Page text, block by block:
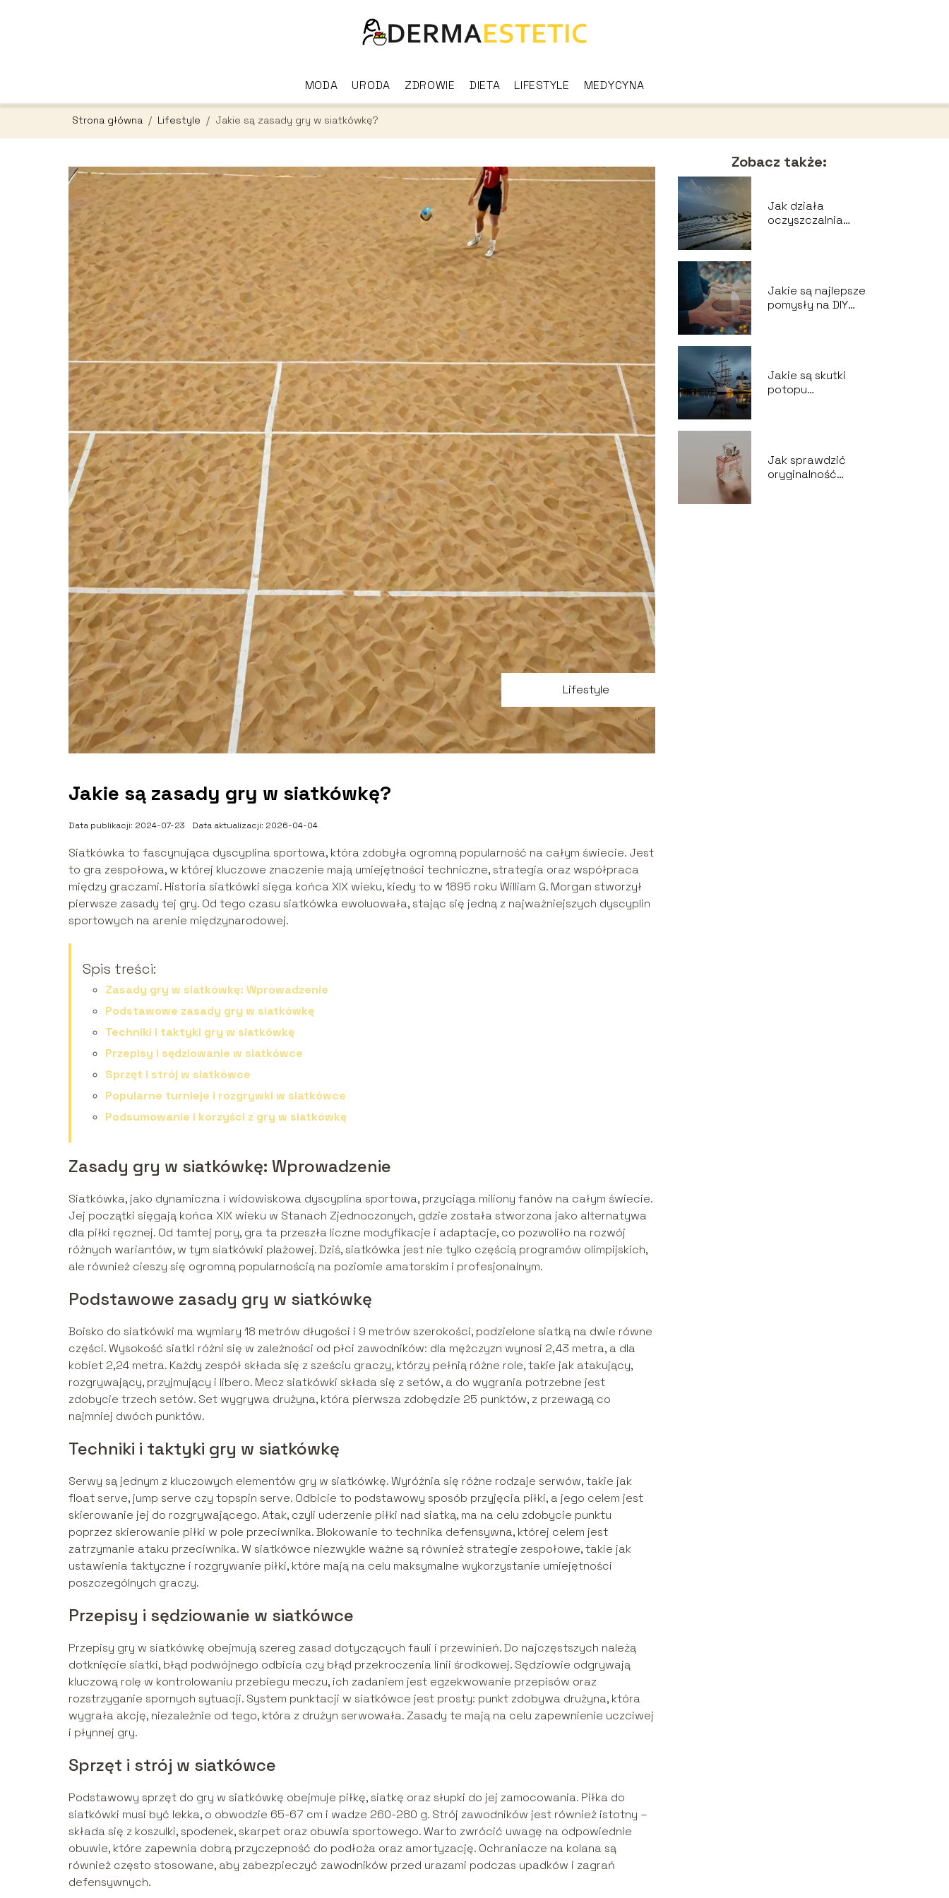
MODA URODA ZDROWIE DIETA LIFESTYLE MEDYCYNA
Strona główna / Lifestyle / Jakie są zasady gry w siatkówkę?
Lifestyle
Jakie są zasady gry w siatkówkę?
Data publikacji: 2024-07-23 Data aktualizacji: 2026-04-04
Siatkówka to fascynująca dyscyplina sportowa, która zdobyła ogromną popularność na całym świecie. Jest
to gra zespołowa, w której kluczowe znaczenie mają umiejętności techniczne, strategia oraz współpraca
między graczami. Historia siatkówki sięga końca XIX wieku, kiedy to w 1895 roku William G. Morgan stworzył
pierwsze zasady tej gry. Od tego czasu siatkówka ewoluowała, stając się jedną z najważniejszych dyscyplin
sportowych na arenie międzynarodowej.
Spis treści:
Zasady gry w siatkówkę: Wprowadzenie
Podstawowe zasady gry w siatkówkę
Techniki i taktyki gry w siatkówkę
Przepisy i sędziowanie w siatkówce
Sprzęt i strój w siatkówce
Popularne turnieje i rozgrywki w siatkówce
Podsumowanie i korzyści z gry w siatkówkę
Zasady gry w siatkówkę: Wprowadzenie
Siatkówka, jako dynamiczna i widowiskowa dyscyplina sportowa, przyciąga miliony fanów na całym świecie.
Jej początki sięgają końca XIX wieku w Stanach Zjednoczonych, gdzie została stworzona jako alternatywa
dla piłki ręcznej. Od tamtej pory, gra ta przeszła liczne modyfikacje i adaptacje, co pozwoliło na rozwój
różnych wariantów, w tym siatkówki plażowej. Dziś, siatkówka jest nie tylko częścią programów olimpijskich,
ale również cieszy się ogromną popularnością na poziomie amatorskim i profesjonalnym.
Podstawowe zasady gry w siatkówkę
Boisko do siatkówki ma wymiary 18 metrów długości i 9 metrów szerokości, podzielone siatką na dwie równe
części. Wysokość siatki różni się w zależności od płci zawodników: dla mężczyzn wynosi 2,43 metra, a dla
kobiet 2,24 metra. Każdy zespół składa się z sześciu graczy, którzy pełnią różne role, takie jak atakujący,
rozgrywający, przyjmujący i libero. Mecz siatkówki składa się z setów, a do wygrania potrzebne jest
zdobycie trzech setów. Set wygrywa drużyna, która pierwsza zdobędzie 25 punktów, z przewagą co
najmniej dwóch punktów.
Techniki i taktyki gry w siatkówkę
Serwy są jednym z kluczowych elementów gry w siatkówkę. Wyróżnia się różne rodzaje serwów, takie jak
float serve, jump serve czy topspin serve. Odbicie to podstawowy sposób przyjęcia piłki, a jego celem jest
skierowanie jej do rozgrywającego. Atak, czyli uderzenie piłki nad siatką, ma na celu zdobycie punktu
poprzez skierowanie piłki w pole przeciwnika. Blokowanie to technika defensywna, której celem jest
zatrzymanie ataku przeciwnika. W siatkówce niezwykle ważne są również strategie zespołowe, takie jak
ustawienia taktyczne i rozgrywanie piłki, które mają na celu maksymalne wykorzystanie umiejętności
poszczególnych graczy.
Przepisy i sędziowanie w siatkówce
Przepisy gry w siatkówkę obejmują szereg zasad dotyczących fauli i przewinień. Do najczęstszych należą
dotknięcie siatki, błąd podwójnego odbicia czy błąd przekroczenia linii środkowej. Sędziowie odgrywają
kluczową rolę w kontrolowaniu przebiegu meczu, ich zadaniem jest egzekwowanie przepisów oraz
rozstrzyganie spornych sytuacji. System punktacji w siatkówce jest prosty: punkt zdobywa drużyna, która
wygrała akcję, niezależnie od tego, która z drużyn serwowała. Zasady te mają na celu zapewnienie uczciwej
i płynnej gry.
Sprzęt i strój w siatkówce
Podstawowy sprzęt do gry w siatkówkę obejmuje piłkę, siatkę oraz słupki do jej zamocowania. Piłka do
siatkówki musi być lekka, o obwodzie 65-67 cm i wadze 260-280 g. Strój zawodników jest również istotny –
składa się z koszulki, spodenek, skarpet oraz obuwia sportowego. Warto zwrócić uwagę na odpowiednie
obuwie, które zapewnia dobrą przyczepność do podłoża oraz amortyzację. Ochraniacze na kolana są
również często stosowane, aby zabezpieczyć zawodników przed urazami podczas upadków i zagrań
defensywnych.
Zobacz także:
Jak działa
oczyszczalnia
Jakie są najlepsze
pomysły na DIY
Jakie są skutki
potopu
Jak sprawdzić
oryginalność